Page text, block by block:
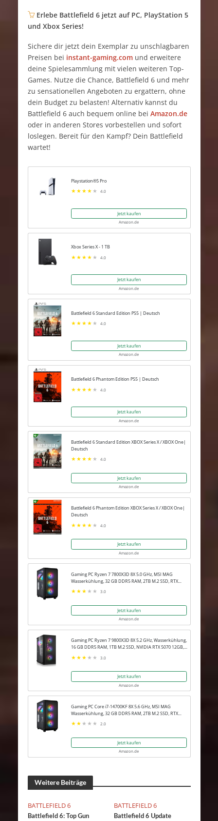
Erlebe Battlefield 6 jetzt auf PC, PlayStation 5
und Xbox Series!
Sichere dir jetzt dein Exemplar zu unschlagbaren
Preisen bei instant-gaming.comund erweitere
deine Spielesammlung mit vielen weiteren Top-
Games. Nutze die Chance, Battlefield 6 und mehr
zu sensationellen Angeboten zu ergattern, ohne
dein Budget zu belasten! Alternativ kannst du
Battlefield 6 auch bequem online bei Amazon.de
oder in anderen Stores vorbestellen und sofort
loslegen. Bereit für den Kampf? Dein Battlefield
wartet!
Playstation®5 Pro
4.0
Jetzt kaufen
Amazon.de
Xbox Series X - 1 TB
4.0
Jetzt kaufen
Amazon.de
Battlefield 6 Standard Edition PS5 | Deutsch
4.0
Jetzt kaufen
Amazon.de
Battlefield 6 Phantom Edition PS5 | Deutsch
4.0
Jetzt kaufen
Amazon.de
Battlefield 6 Standard Edition XBOX Series X / XBOX One|
Deutsch
4.0
Jetzt kaufen
Amazon.de
Battlefield 6 Phantom Edition XBOX Series X / XBOX One|
Deutsch
4.0
Jetzt kaufen
Amazon.de
Gaming PC Ryzen 7 7800X3D 8X 5.0 GHz, MSI MAG
Wasserkühlung, 32 GB DDR5 RAM, 2TB M.2 SSD, RTX
5080 16GB, Win 11 Pro
3.0
Jetzt kaufen
Amazon.de
Gaming PC Ryzen 7 9800X3D 8X 5.2 GHz, Wasserkühlung,
16 GB DDR5 RAM, 1TB M.2 SSD, NVIDIA RTX 5070 12GB,
3.0
Jetzt kaufen
Amazon.de
Gaming PC Core i7-14700KF 8X 5.6 GHz, MSI MAG
Wasserkühlung, 32 GB DDR5 RAM, 2TB M.2 SSD, RTX
5080 16GB, Win 11 Pro
2.0
Jetzt kaufen
Amazon.de
Weitere Beiträge
BATTLEFIELD 6
Battlefield 6: Top Gun
BATTLEFIELD 6
Battlefield 6 Update